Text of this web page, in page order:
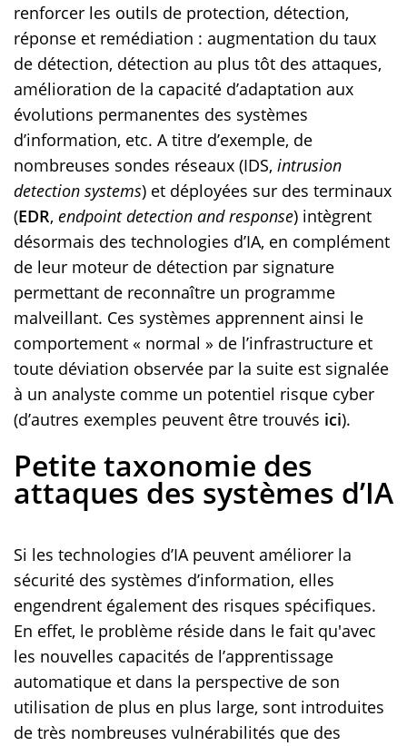
renforcer les outils de protection, détection,
réponse et remédiation : augmentation du taux
de détection, détection au plus tôt des attaques,
amélioration de la capacité d’adaptation aux
évolutions permanentes des systèmes
d’information, etc. A titre d’exemple, de
nombreuses sondes réseaux (IDS, intrusion
detection systems) et déployées sur des terminaux
(EDR, endpoint detection and response) intègrent
désormais des technologies d’IA, en complément
de leur moteur de détection par signature
permettant de reconnaître un programme
malveillant. Ces systèmes apprennent ainsi le
comportement « normal » de l’infrastructure et
toute déviation observée par la suite est signalée
à un analyste comme un potentiel risque cyber
(d’autres exemples peuvent être trouvés ici).
Petite taxonomie des
attaques des systèmes d’IA
Si les technologies d’IA peuvent améliorer la
sécurité des systèmes d’information, elles
engendrent également des risques spécifiques.
En effet, le problème réside dans le fait qu'avec
les nouvelles capacités de l’apprentissage
automatique et dans la perspective de son
utilisation de plus en plus large, sont introduites
de très nombreuses vulnérabilités que des